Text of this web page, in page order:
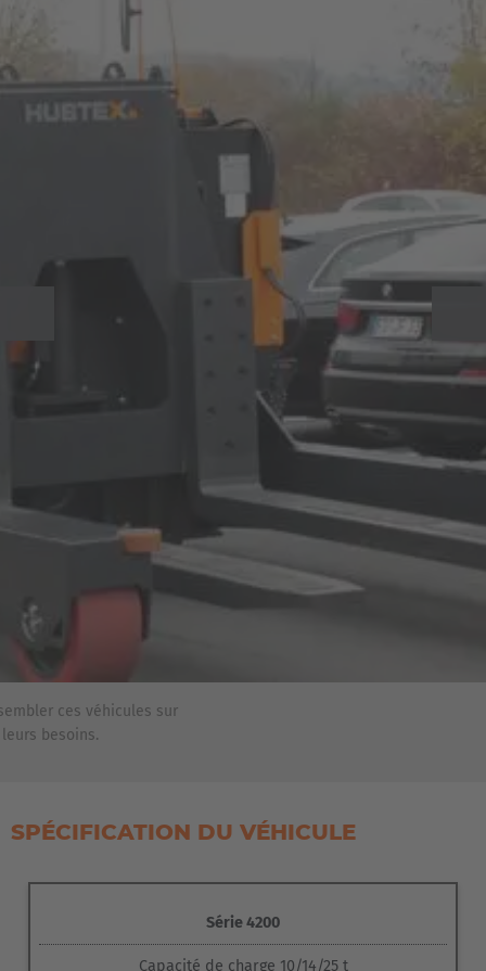
AMERICA
United States
English
ASIA/PACIFIC
Japan
Türkiye
Le véhicule est basé sur un châssis à trois points qui, grâce
, peut facilement être
goulets d'étranglement
, même dans de mauvaises conditions de sol, car il
maintient le contact avec le sol à tout moment.
Grâce au choix de
PU-Soft, PU et
élastiques, nos transporteurs de conteneurs et de bennes
peuvent être utilisés dans desapplications combinées
intérieures et extérieures
ces véhicules sur
besoins.
SPÉCIFICATION DU VÉHICULE
Série 4200
Capacité de charge 10/14/25 t